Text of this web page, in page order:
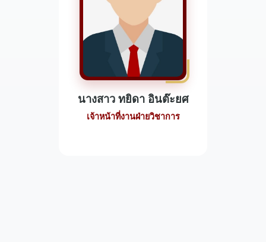
นางสาว ทยิดา อินต๊ะยศ
เจ้าหน้าที่งานฝ่ายวิชาการ